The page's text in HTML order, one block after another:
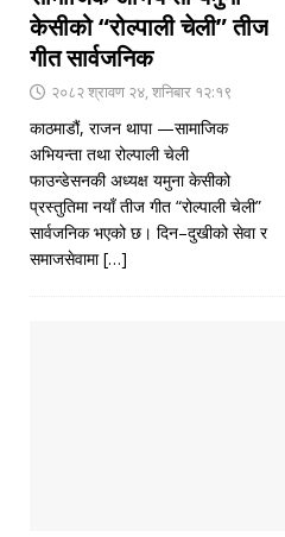
केसीको “रोल्पाली चेली” तीज
गीत सार्वजनिक
२०८२ श्रावण २४, शनिबार १२:१९
काठमाडौं, राजन थापा —सामाजिक
अभियन्ता तथा रोल्पाली चेली
फाउन्डेसनकी अध्यक्ष यमुना केसीको
प्रस्तुतिमा नयाँ तीज गीत “रोल्पाली चेली”
सार्वजनिक भएको छ। दिन–दुखीको सेवा र
समाजसेवामा[…]